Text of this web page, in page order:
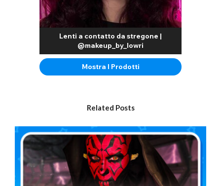
lenti Sauron e le lenti Green Dragon. Le lenti Sauron sono lenti a
contatto a forma di drago rosso con un accento dorato
intorno alla pupilla verticale. Le lenti Green Dragon presentano
pupilla verticale.
L'effetto pupilla verticale delle lenti a contatto a forma di drago
è creato grazie a un design intelligente che fonde la pupilla
verticale con la pupilla naturale. Le lenti presentano un foro
Questa è poi circondata da un'iride colorata in una gamma di
Come tutte le nostre lenti a contatto colorate, le lenti a
contatto colorate Dragon sono approvate dalla FDA, il che
significa che soddisfano gli standard di qualità e sono sicure
da indossare. Le lenti a contatto sono progettate per essere
morbide e flessibili e facili da usare. La superficie sottile è
leggera e traspirante, il che significa che i tuoi occhi possono
Lenti a contatto da stregone |
@makeup_by_lowri
Mostra I Prodotti
Related Posts